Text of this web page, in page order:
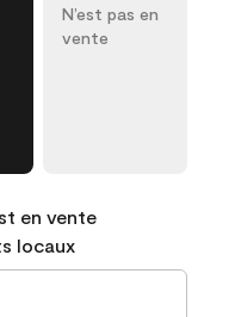
N’est pas en
vente
en vente
locaux